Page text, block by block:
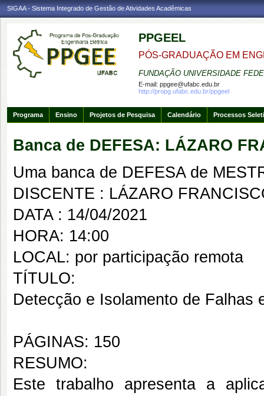
SIGAA - Sistema Integrado de Gestão de Atividades Acadêmicas
PPGEEL
PÓS-GRADUAÇÃO EM
FUNDAÇÃO UNIVERSIDADE
E-mail: ppgee@ufabc.edu.br
http://propg.ufabc.edu.br/ppgeel
Programa Ensino Projetos de Pesquisa Calendário Processos
Banca de DEFESA: LÁZARO
Uma banca de DEFESA de
DISCENTE : LÁZARO
DATA : 14/04/2021
HORA: 14:00
LOCAL: por participação remota
TÍTULO:
Detecção e Isolamento de Falhas
PÁGINAS: 150
RESUMO:
Este trabalho apresenta a